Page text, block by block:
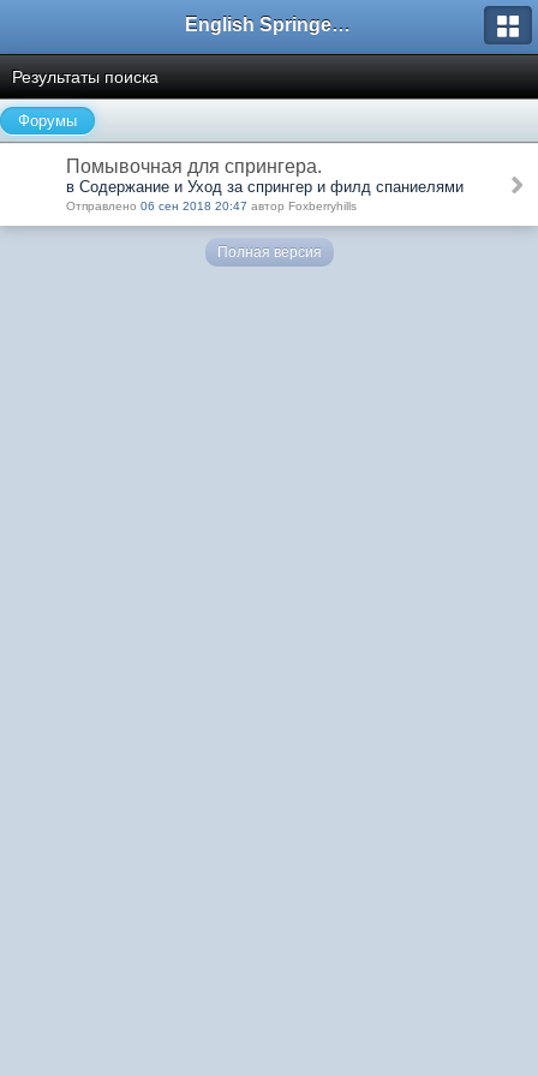
English Springer Spaniel Club
Результаты поиска
Форумы
Помывочная для спрингера.
в Содержание и Уход за спрингер и филд спаниелями
Отправлено 06 сен 2018 20:47 автор Foxberryhills
Полная версия